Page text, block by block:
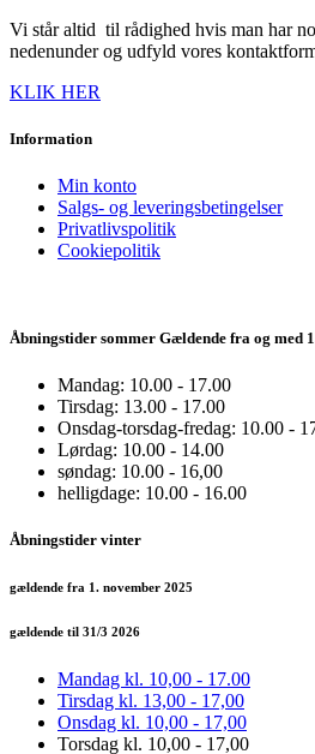
Vi står altid til rådighed hvis man har
nedenunder og udfyld vores
KLIK HER
Information
Min konto
Salgs- og leveringsbetingelser
Privatlivspolitik
Cookiepolitik
Åbningstider sommer Gældende fra og med
Mandag: 10.00 - 17.00
Tirsdag: 13.00 - 17.00
Onsdag-torsdag-fredag: 10.00 -
Lørdag: 10.00 - 14.00
søndag: 10.00 - 16,00
helligdage: 10.00 - 16.00
Åbningstider vinter
gældende fra 1. november 2025
gældende til 31/3 2026
Mandag kl. 10,00 - 17.00
Tirsdag kl. 13,00 - 17,00
Onsdag kl. 10,00 - 17,00
Torsdag kl. 10,00 - 17,00